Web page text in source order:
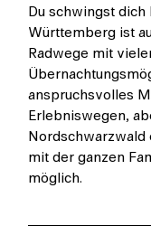
Du schwingst
Württemberg ist
Radwege mit
anspruchsvolles
Erlebniswegen,
Nordschwarzwald
mit der ganzen
möglich.